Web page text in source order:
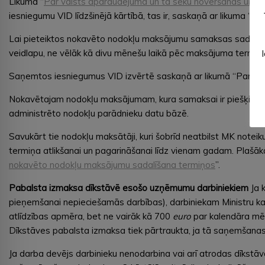
iesniegumu VID līdzšinējā kārtībā, tas ir, saskaņā ar likuma
Lai pieteiktos nokavēto nodokļu maksājumu samaksas
veidlapu, ne vēlāk kā divu mēnešu laikā pēc maksājuma
Saņemtos iesniegumus VID izvērtē saskaņā ar likumā “Par
Nokavētajam nodokļu maksājumam, kura samaksai ir
administrēto nodokļu parādnieku datu bāzē.
Savukārt tie nodokļu maksātāji, kuri šobrīd neatbilst MK
termiņa atlikšanai un pagarināšanai līdz vienam gadam.
nokavēto nodokļu maksājumu sadalīšana termiņos”.
Pabalsta izmaksa dīkstāvē esošo uzņēmumu darbiniekiem Ja
pieņemšanai nepieciešamās darbības), darbiniekam Ministru
atlīdzības apmēra, bet ne vairāk kā 700 euro par kalendāra
Dīkstāves pabalsta izmaksa tiek pārtraukta, ja tā
Ja darba devējs darbinieku nenodarbina vai arī atrodas